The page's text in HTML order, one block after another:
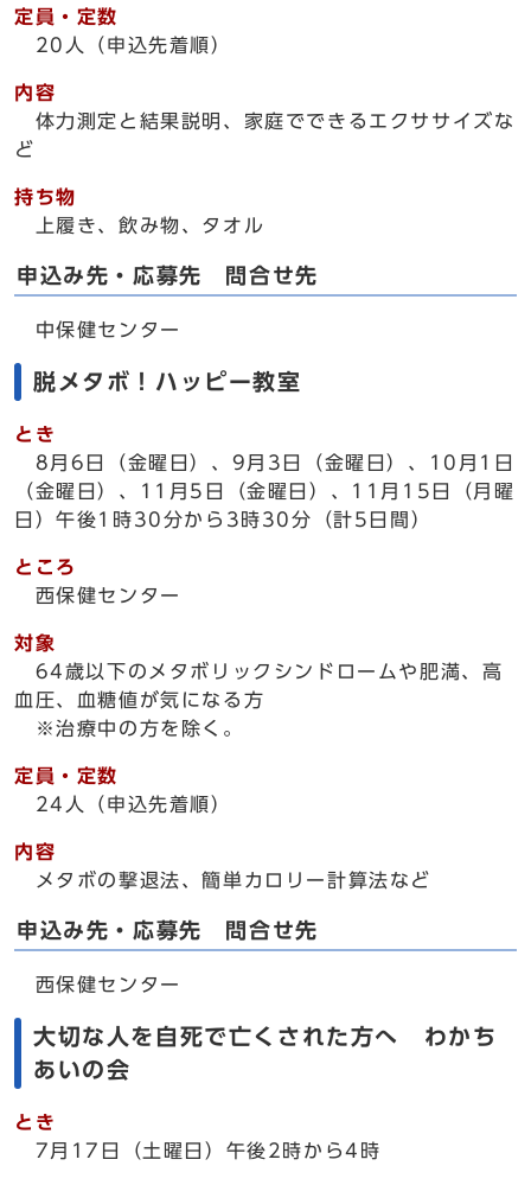
定員・定数
20人（申込先着順）
内容
体力測定と結果説明、家庭でできるエクササイズな
ど
持ち物
上履き、飲み物、タオル
申込み先・応募先 問合せ先
中保健センター
脱メタボ！ハッピー教室
とき
8月6日（金曜日）、9月3日（金曜日）、10月1日
（金曜日）、11月5日（金曜日）、11月15日（月曜
日）午後1時30分から3時30分（計5日間）
ところ
西保健センター
対象
64歳以下のメタボリックシンドロームや肥満、高
血圧、血糖値が気になる方
※治療中の方を除く。
定員・定数
24人（申込先着順）
内容
メタボの撃退法、簡単カロリー計算法など
申込み先・応募先 問合せ先
西保健センター
大切な人を自死で亡くされた方へ わかち
あいの会
とき
7月17日（土曜日）午後2時から4時